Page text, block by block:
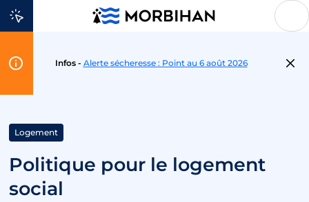
Aller au contenu
Infos - Alerte sécheresse : Point au 6 août 2026
Logement
Politique pour le logement
social